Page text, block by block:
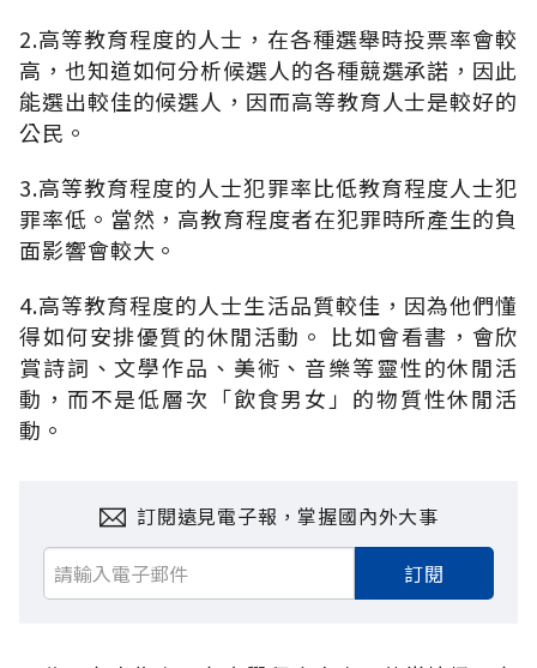
2.高等教育程度的人士，在各種選舉時投票率會較
高，也知道如何分析候選人的各種競選承諾，因此
能選出較佳的候選人，因而高等教育人士是較好的
公民。
3.高等教育程度的人士犯罪率比低教育程度人士犯
罪率低。當然，高教育程度者在犯罪時所產生的負
面影響會較大。
4.高等教育程度的人士生活品質較佳，因為他們懂
得如何安排優質的休閒活動。 比如會看書，會欣
賞詩詞、文學作品、美術、音樂等靈性的休閒活
動，而不是低層次「飲食男女」的物質性休閒活
動。
訂閱遠見電子報，掌握國內外大事
訂閱